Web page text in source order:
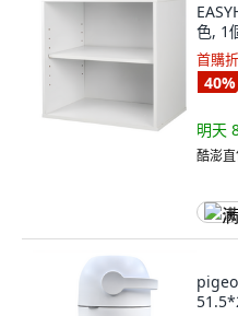
色, 1
首購
40%
明天
酷澎直